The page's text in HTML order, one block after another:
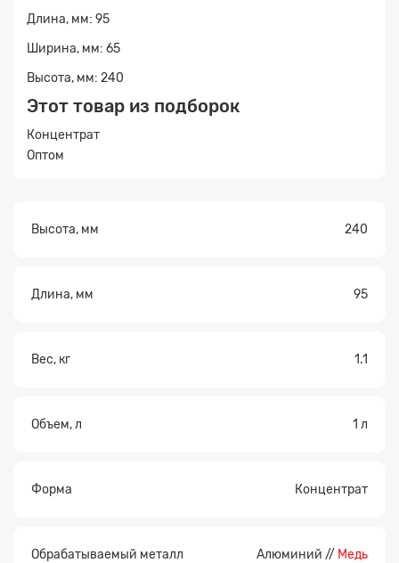
Длина, мм: 95
Ширина, мм: 65
Высота, мм: 240
Этот товар из подборок
Концентрат
Оптом
Высота, мм 240
Длина, мм 95
Вес, кг 1.1
Объем, л 1 л
Форма Концентрат
Обрабатываемый металл Алюминий // Медь
Прикрепите
файл